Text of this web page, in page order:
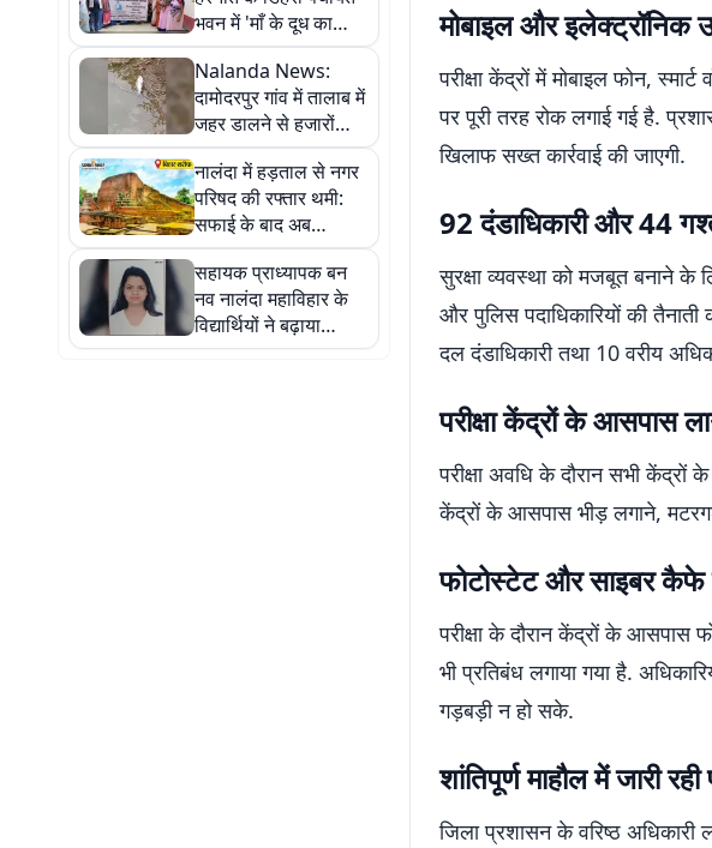
चलेगा काला बिल्ला
अभियान
भवन में 'माँ के दूध का
महत्व' विषय पर
जागरूकता शिविर
आयोजित,
जनप्रतिनिधियों व
स्वास्थ्य कर्मियों ने लिया
हिस्सा
Nalanda News:
दामोदरपुर गांव में तालाब में
जहर डालने से हजारों
मछलियां मरीं, हिलसा थाने
में एफआईआर दर्ज
नालंदा में हड़ताल से नगर
परिषद की रफ्तार थमी:
सफाई के बाद अब
प्रशासनिक कार्य भी ठप,
प्रमाण पत्र से लेकर
भुगतान तक के काम लटके
सहायक प्राध्यापक बन
नव नालंदा महाविहार के
विद्यार्थियों ने बढ़ाया
संस्थान का गौरव, 4 पूर्व
मोबाइल और इलेक्ट्रॉनिक
परीक्षा केंद्रों में मोबाइल फोन,
पर पूरी तरह रोक लगाई गई है.
खिलाफ सख्त कार्रवाई की जाएगी.
92 दंडाधिकारी और 44
सुरक्षा व्यवस्था को मजबूत बनाने के
और पुलिस पदाधिकारियों की
दल दंडाधिकारी तथा 10 वरीय
परीक्षा केंद्रों के आसपास
परीक्षा अवधि के दौरान सभी केंद्रों
केंद्रों के आसपास भीड़ लगाने,
फोटोस्टेट और साइबर कैफे
परीक्षा के दौरान केंद्रों के
भी प्रतिबंध लगाया गया है.
गड़बड़ी न हो सके.
शांतिपूर्ण माहौल में जारी रही
जिला प्रशासन के वरिष्ठ अधिकारी